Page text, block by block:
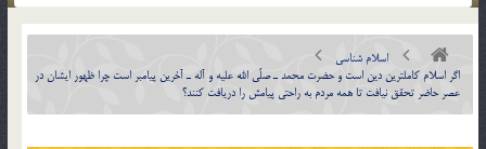
اسلام شناسی
اگر اسلام كاملترين دين است و حضرت محمد ـ صلّي الله عليه و آله ـ آخرين پيامبر است چرا ظهور ايشان در
عصر حاضر تحقق نيافت تا همه مردم به راحتي پيامش را دريافت كنند؟